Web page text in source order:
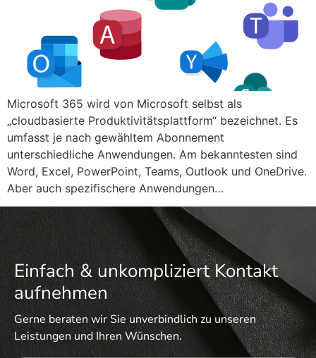
Microsoft 365 wird von Microsoft selbst als
„cloudbasierte Produktivitätsplattform“ bezeichnet. Es
umfasst je nach gewähltem Abonnement
unterschiedliche Anwendungen. Am bekanntesten sind
Word, Excel, PowerPoint, Teams, Outlook und OneDrive.
Aber auch spezifischere Anwendungen…
Einfach & unkompliziert Kontakt
aufnehmen
Gerne beraten wir Sie unverbindlich zu unseren
Leistungen und Ihren Wünschen.